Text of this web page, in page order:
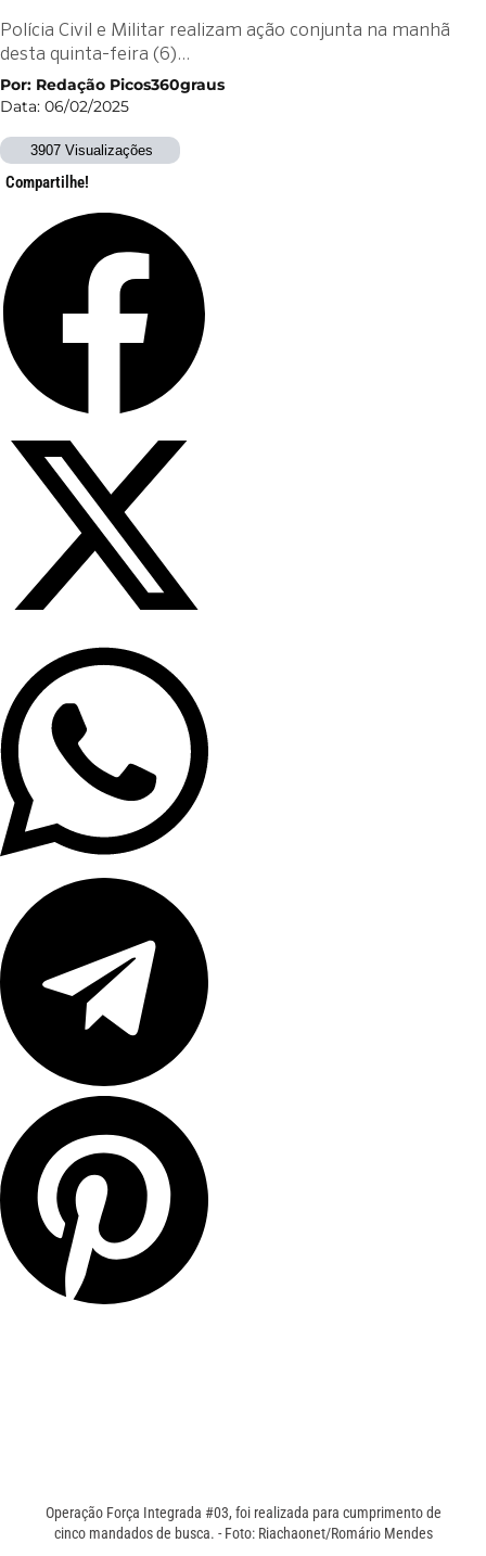
Polícia Civil e Militar realizam ação conjunta na manhã
desta quinta-feira (6)…
Por: Redação Picos360graus
Data: 06/02/2025
3907 Visualizações
Compartilhe!
Operação Força Integrada #03, foi realizada para cumprimento de
cinco mandados de busca. - Foto: Riachaonet/Romário Mendes